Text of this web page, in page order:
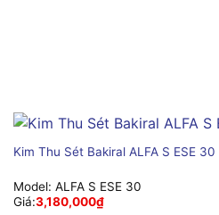
Kim Thu Sét Bakiral ALFA S ESE 30
Model: ALFA S ESE 30
Giá:3,180,000₫